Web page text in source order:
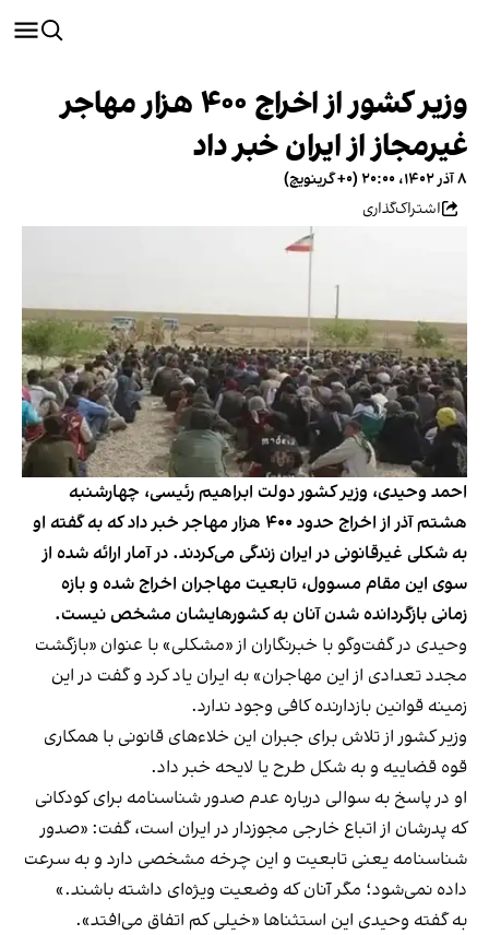
وزیر کشور از اخراج ۴۰۰ هزار مهاجر
غیرمجاز از ایران خبر داد
۸ آذر ۱۴۰۲، ۲۰:۰۰ (‎+۰ گرینویچ)
اشتراک‌گذاری
احمد وحیدی، وزیر کشور دولت ابراهیم رئیسی، چهارشنبه
هشتم آذر از اخراج حدود ۴۰۰ هزار مهاجر خبر داد که به گفته او
به شکلی غیرقانونی در ایران زندگی می‌کردند. در آمار ارائه شده از
سوی این مقام مسوول، تابعیت مهاجران اخراج شده و بازه
زمانی بازگردانده شدن آنان به کشورهایشان مشخص نیست.
وحیدی در گفت‌وگو با خبرنگاران از «مشکلی» با عنوان «بازگشت
مجدد تعدادی از این مهاجران» به ایران یاد کرد و گفت در این
زمینه قوانین بازدارنده کافی وجود ندارد.
وزیر کشور از تلاش برای جبران این خلا‌ءهای قانونی با همکاری
قوه قضاییه و به شکل طرح یا لایحه خبر داد.
او در پاسخ به سوالی درباره عدم صدور شناسنامه برای کودکانی
که پدرشان از اتباع خارجی مجوزدار در ایران است، گفت: «صدور
شناسنامه یعنی تابعیت و این چرخه مشخصی دارد و به سرعت
داده نمی‌شود؛ مگر آنان که وضعیت ویژه‌ای داشته باشند.»
به گفته وحیدی این استثناها «خیلی کم اتفاق می‌افتد».